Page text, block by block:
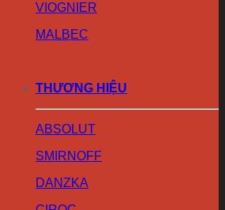
VIOGNIER
MALBEC
THƯƠNG HIỆU
ABSOLUT
SMIRNOFF
DANZKA